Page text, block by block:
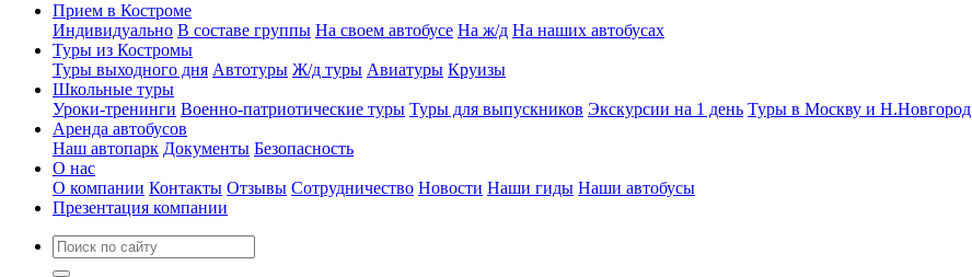
Прием в Костроме
Индивидуально В составе группы На своем автобусе На ж/д На наших автобусах
Туры из Костромы
Туры выходного дня Автотуры Ж/д туры Авиатуры Круизы
Школьные туры
Уроки-тренинги Военно-патриотические туры Туры для выпускников Экскурсии на 1 день Туры в Москву и Н.Новгород
Аренда автобусов
Наш автопарк Документы Безопасность
О нас
О компании Контакты Отзывы Сотрудничество Новости Наши гиды Наши автобусы
Презентация компании